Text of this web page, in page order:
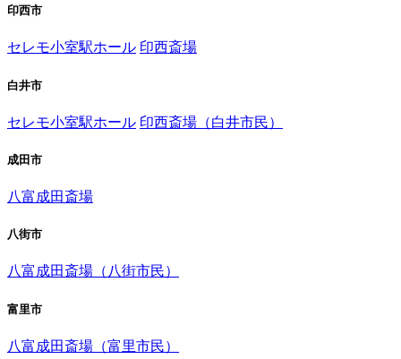
印西市
セレモ小室駅ホール 印西斎場
白井市
セレモ小室駅ホール 印西斎場（白井市民）
成田市
八富成田斎場
八街市
八富成田斎場（八街市民）
富里市
八富成田斎場（富里市民）